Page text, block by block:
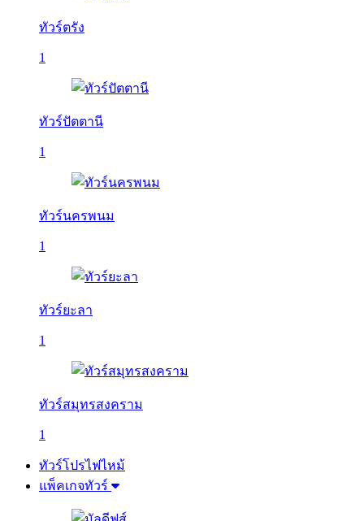
ทัวร์ตรัง
1
ทัวร์ปัตตานี
1
ทัวร์นครพนม
1
ทัวร์ยะลา
1
ทัวร์สมุทรสงคราม
1
ทัวร์โปรไฟไหม้
แพ็คเกจทัวร์